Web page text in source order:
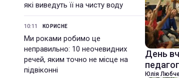
які виведуть її на чисту воду
10:11 КОРИСНЕ
Ми роками робимо це
неправильно: 10 неочевидних
речей, яким точно не місце на
підвіконні
День
Юлія